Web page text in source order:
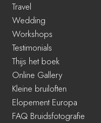
Travel
Wedding
Workshops
Testimonials
Thijs het boek
Online Gallery
Kleine bruiloften
Elopement Europa
FAQ Bruidsfotografie